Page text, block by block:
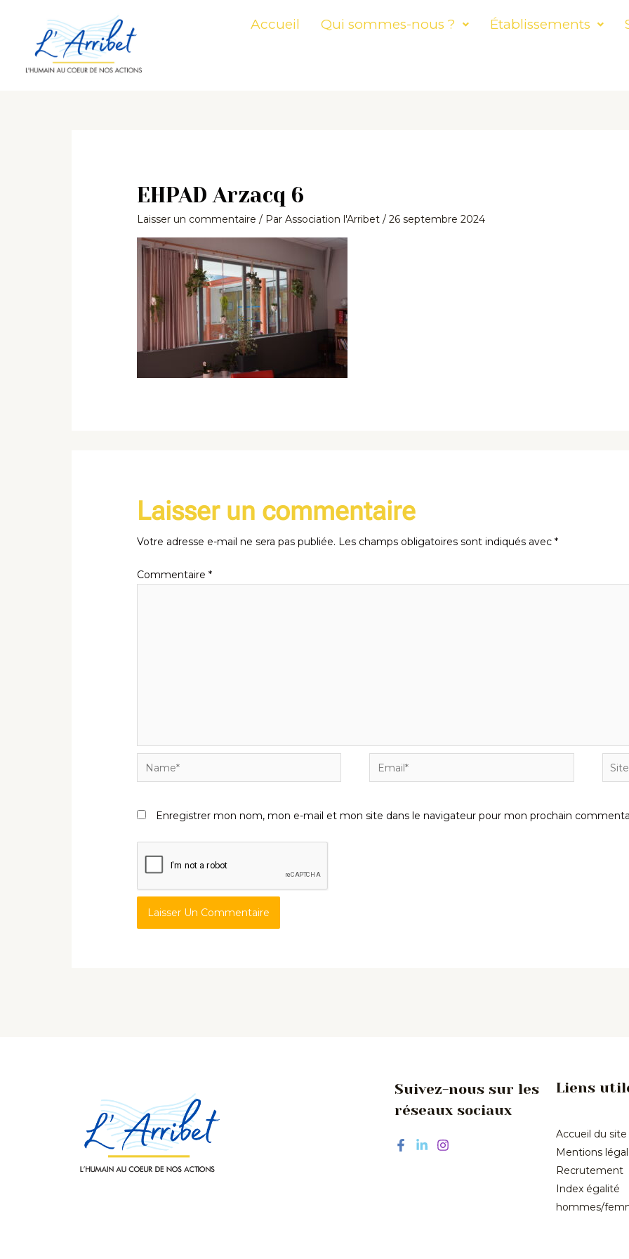
contenu
Accueil Qui sommes-nous ? Établissements
EHPAD Arzacq 6
Laisser un commentaire / ParAssociation l'Arribet/26 septembre 2024
Laisser un commentaire
Votre adresse e-mail ne sera pas publiée. Les champs obligatoires sont indiqués avec*
Commentaire*
Name* Email*
Site
Enregistrer mon nom, mon e-mail et mon site dans le navigateur pour mon prochain
Suivez-nous sur les
réseaux sociaux
Liens
Accueil du site
Mentions
Recrutement
Index égalité
hommes/